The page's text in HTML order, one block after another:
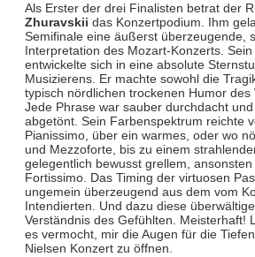
Als Erster der drei Finalisten betrat der
Zhuravskii das Konzertpodium. Ihm
Semifinale eine äußerst überzeugende,
Interpretation des Mozart-Konzerts.
entwickelte sich in eine absolute
Musizierens. Er machte sowohl die
typisch nördlichen trockenen Humor des
Jede Phrase war sauber durchdacht
abgetönt. Sein Farbenspektrum reichte
Pianissimo, über ein warmes, oder wo
und Mezzoforte, bis zu einem
gelegentlich bewusst grellem,
Fortissimo. Das Timing der virtuosen
ungemein überzeugend aus dem vom
Intendierten. Und dazu diese
Verständnis des Gefühlten. Meisterhaft!
es vermocht, mir die Augen für die
Nielsen Konzert zu öffnen.